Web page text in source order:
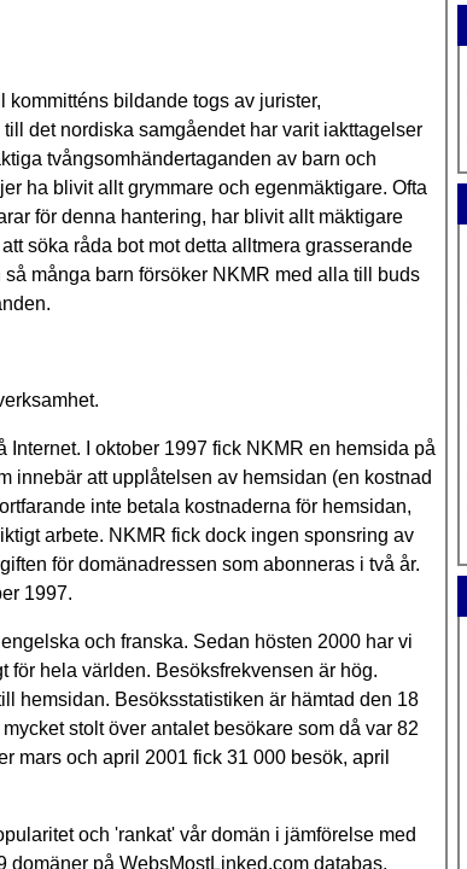
bildande togs av jurister,
det nordiska samgåendet har varit iakttagelser
tvångsomhändertaganden av barn och
ha blivit allt grymmare och egenmäktigare. Ofta
för denna hantering, har blivit allt mäktigare
söka råda bot mot detta alltmera grasserande
många barn försöker NKMR med alla till buds
I oktober 1997 fick NKMR en hemsida på
innebär att upplåtelsen av hemsidan (en kostnad
inte betala kostnaderna för hemsidan,
arbete. NKMR fick dock ingen sponsring av
för domänadressen som abonneras i två år.
1997.
och franska. Sedan hösten 2000 har vi
hela världen. Besöksfrekvensen är hög.
hemsidan. Besöksstatistiken är hämtad den 18
stolt över antalet besökare som då var 82
mars och april 2001 fick 31 000 besök, april
och 'rankat' vår domän i jämförelse med
på WebsMostLinked.com databas.